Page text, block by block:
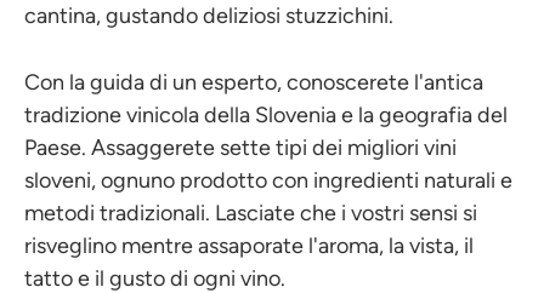
cantina, gustando deliziosi stuzzichini.
Con la guida di un esperto, conoscerete l'antica
tradizione vinicola della Slovenia e la geografia del
Paese. Assaggerete sette tipi dei migliori vini
sloveni, ognuno prodotto con ingredienti naturali e
metodi tradizionali. Lasciate che i vostri sensi si
risveglino mentre assaporate l'aroma, la vista, il
tatto e il gusto di ogni vino.